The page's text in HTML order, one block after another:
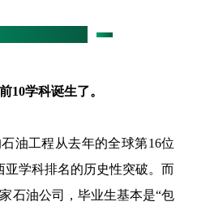
10学科诞生了。
石油工程从去年的全球第16位
亚学科排名的历史性突破。而
石油公司，毕业生基本是“包